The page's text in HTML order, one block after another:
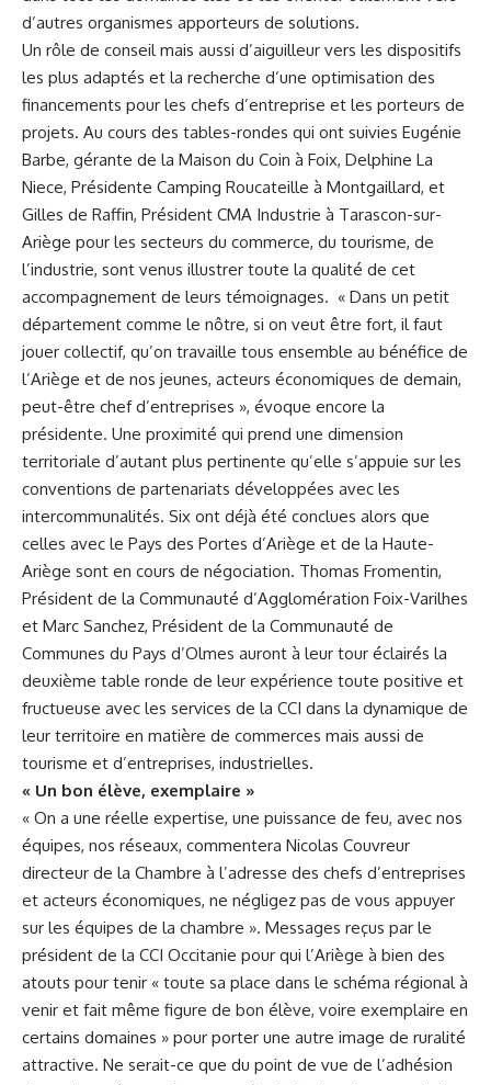
d’autres organismes apporteurs de solutions.
Un rôle de conseil mais aussi d’aiguilleur vers les dispositifs
les plus adaptés et la recherche d’une optimisation des
financements pour les chefs d’entreprise et les porteurs de
projets. Au cours des tables-rondes qui ont suivies Eugénie
Barbe, gérante de la Maison du Coin à Foix, Delphine La
Niece, Présidente Camping Roucateille à Montgaillard, et
Gilles de Raffin, Président CMA Industrie à Tarascon-sur-
Ariège pour les secteurs du commerce, du tourisme, de
l’industrie, sont venus illustrer toute la qualité de cet
accompagnement de leurs témoignages. « Dans un petit
département comme le nôtre, si on veut être fort, il faut
jouer collectif, qu’on travaille tous ensemble au bénéfice de
l’Ariège et de nos jeunes, acteurs économiques de demain,
peut-être chef d’entreprises », évoque encore la
présidente. Une proximité qui prend une dimension
territoriale d’autant plus pertinente qu’elle s’appuie sur les
conventions de partenariats développées avec les
intercommunalités. Six ont déjà été conclues alors que
celles avec le Pays des Portes d’Ariège et de la Haute-
Ariège sont en cours de négociation. Thomas Fromentin,
Président de la Communauté d’Agglomération Foix-Varilhes
et Marc Sanchez, Président de la Communauté de
Communes du Pays d’Olmes auront à leur tour éclairés la
deuxième table ronde de leur expérience toute positive et
fructueuse avec les services de la CCI dans la dynamique de
leur territoire en matière de commerces mais aussi de
tourisme et d’entreprises, industrielles.
« Un bon élève, exemplaire »
« On a une réelle expertise, une puissance de feu, avec nos
équipes, nos réseaux, commentera Nicolas Couvreur
directeur de la Chambre à l’adresse des chefs d’entreprises
et acteurs économiques, ne négligez pas de vous appuyer
sur les équipes de la chambre ». Messages reçus par le
président de la CCI Occitanie pour qui l’Ariège à bien des
atouts pour tenir « toute sa place dans le schéma régional à
venir et fait même figure de bon élève, voire exemplaire en
certains domaines » pour porter une autre image de ruralité
attractive. Ne serait-ce que du point de vue de l’adhésion